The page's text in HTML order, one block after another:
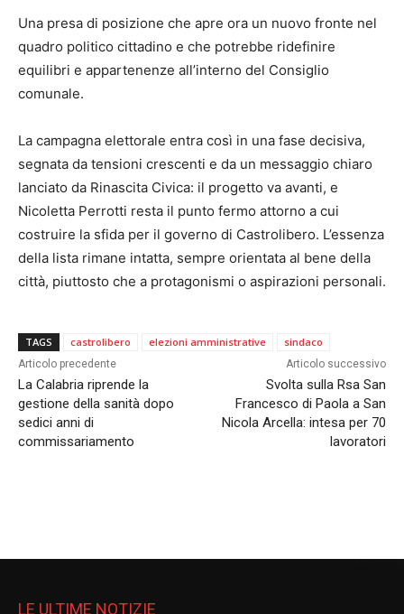
Una presa di posizione che apre ora un nuovo fronte nel
quadro politico cittadino e che potrebbe ridefinire
equilibri e appartenenze all’interno del Consiglio
comunale.
La campagna elettorale entra così in una fase decisiva,
segnata da tensioni crescenti e da un messaggio chiaro
lanciato da Rinascita Civica: il progetto va avanti, e
Nicoletta Perrotti resta il punto fermo attorno a cui
costruire la sfida per il governo di Castrolibero. L’essenza
della lista rimane intatta, sempre orientata al bene della
città, piuttosto che a protagonismi o aspirazioni personali.
TAGS castrolibero elezioni amministrative sindaco
Articolo precedente
La Calabria riprende la
gestione della sanità dopo
sedici anni di
commissariamento
Articolo successivo
Svolta sulla Rsa San
Francesco di Paola a San
Nicola Arcella: intesa per 70
lavoratori
LE ULTIME NOTIZIE